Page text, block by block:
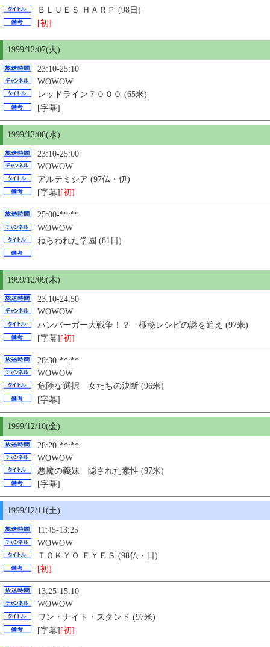
ＢＬＵＥＳ ＨＡＲＰ (98日)
[初]
1999/12/07(火)
23:10-25:10
WOWOW
レッドライン７０００ (65米)
[字幕]
1999/12/08(水)
23:10-25:00
WOWOW
アルテミシア (97仏・伊)
[字幕] [初]
25:00-**:**
WOWOW
ねらわれた学園 (81日)
1999/12/09(木)
23:10-24:50
WOWOW
ハンバーガー大戦争！？ 極秘レシピの謎を追え (97米)
[字幕] [初]
28:30-**:**
WOWOW
危険な選択 女たちの決断 (96米)
[字幕]
1999/12/10(金)
28:20-**:**
WOWOW
悪魔の義妹 隠された素性 (97米)
[字幕]
1999/12/11(土)
11:45-13:25
WOWOW
ＴＯＫＹＯ ＥＹＥＳ (98仏・日)
[初]
13:25-15:10
WOWOW
ワン・ナイト・スタンド (97米)
[字幕] [初]